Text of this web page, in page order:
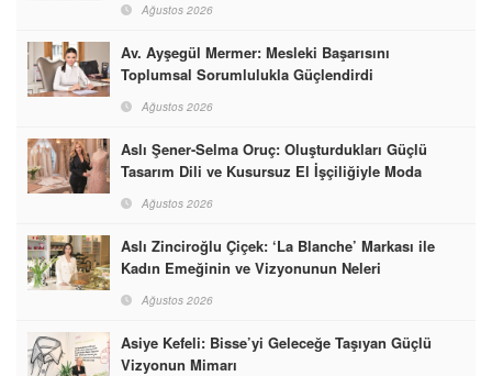
Ağustos 2026
Av. Ayşegül Mermer: Mesleki Başarısını
Toplumsal Sorumlulukla Güçlendirdi
Ağustos 2026
Aslı Şener-Selma Oruç: Oluşturdukları Güçlü
Tasarım Dili ve Kusursuz El İşçiliğiyle Moda
Dünyasına İmzalarını Attılar
Ağustos 2026
Aslı Zinciroğlu Çiçek: ‘La Blanche’ Markası ile
Kadın Emeğinin ve Vizyonunun Neleri
Başarabileceğinin En Güzel Örneğini Sunuyor
Ağustos 2026
Asiye Kefeli: Bisse’yi Geleceğe Taşıyan Güçlü
Vizyonun Mimarı